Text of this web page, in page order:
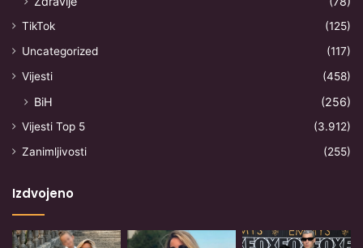
TikTok
(125)
Uncategorized
(117)
Vijesti
(458)
BiH (256)
Vijesti Top 5
(3.912)
Zanimljivosti
(255)
Izdvojeno